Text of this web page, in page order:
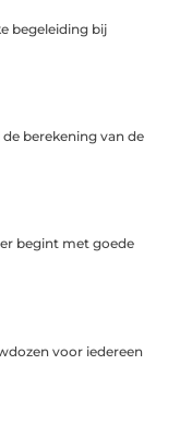
begeleiding bij
berekening van de
begint met goede
voor iedereen